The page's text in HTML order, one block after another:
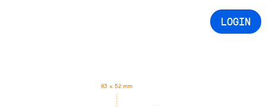
LOGIN
83 × 52 mm